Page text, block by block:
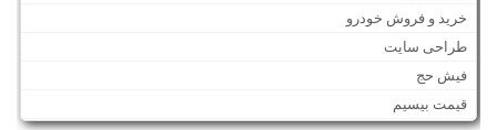
خرید و فروش خودرو
طراحی سایت
فیش حج
قیمت بیسیم